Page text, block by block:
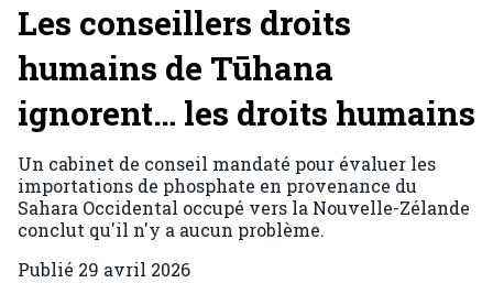
Les conseillers droits
humains de Tūhana
ignorent… les droits humains
Un cabinet de conseil mandaté pour évaluer les
importations de phosphate en provenance du
Sahara Occidental occupé vers la Nouvelle-Zélande
conclut qu'il n'y a aucun problème.
Publié 29 avril 2026